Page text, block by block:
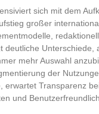
sich mit dem
großer
deutliche Unterschiede,
mehr Auswahl
der
erwartet Transparenz
und